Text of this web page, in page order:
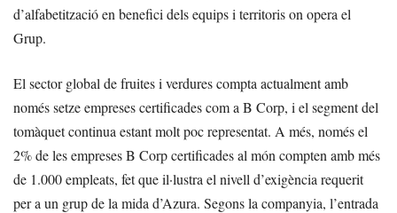
d’alfabetització en benefici dels equips i territoris on opera el
Grup.
El sector global de fruites i verdures compta actualment amb
només setze empreses certificades com a B Corp, i el segment del
tomàquet continua estant molt poc representat. A més, només el
2% de les empreses B Corp certificades al món compten amb més
de 1.000 empleats, fet que il·lustra el nivell d’exigència requerit
per a un grup de la mida d’Azura. Segons la companyia, l’entrada